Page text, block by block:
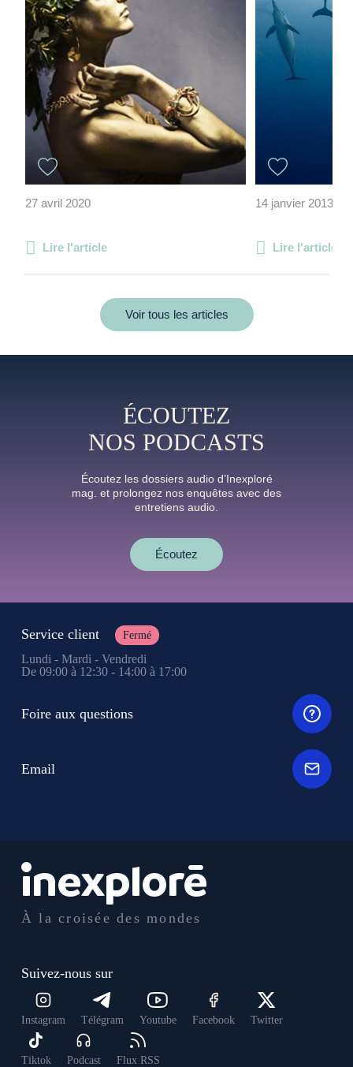
27 avril 2020
Lire l'article
14 janvier 2013
Lire l'article
Voir tous les articles
ÉCOUTEZ
NOS PODCASTS
Écoutez les dossiers audio d’Inexploré
mag. et prolongez nos enquêtes avec des
entretiens audio.
Écoutez
À la croisée des mondes
Suivez-nous sur
Instagram Télégram Youtube Facebook Twitter
Tiktok Podcast Flux RSS
Service client Fermé
Lundi - Mardi - Vendredi
De 09:00 à 12:30 - 14:00 à 17:00
Foire aux questions
Email